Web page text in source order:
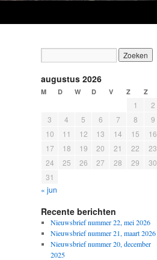
augustus 2026
M D W D V Z Z
1
2
3
4 5 6 7 8
9
10
11 12 13 14 15
16
17
18 19 20 21 22
23
24
25 26 27 28 29
30
31
« jun
Recente berichten
Nieuwsbrief nummer 22, mei 2026
Nieuwsbrief nummer 21, maart 2026
Nieuwsbrief nummer 20, december
2025